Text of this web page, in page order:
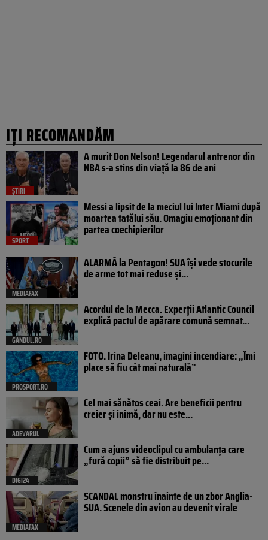
IȚI RECOMANDĂM
ȘTIRI
A murit Don Nelson! Legendarul antrenor din
NBA s-a stins din viață la 86 de ani
SPORT
Messi a lipsit de la meciul lui Inter Miami după
moartea tatălui său. Omagiu emoționant din
partea coechipierilor
MEDIAFAX
ALARMĂ la Pentagon! SUA își vede stocurile
de arme tot mai reduse și...
GANDUL.RO
Acordul de la Mecca. Experții Atlantic Council
explică pactul de apărare comună semnat...
PROSPORT.RO
FOTO. Irina Deleanu, imagini incendiare: „Îmi
place să fiu cât mai naturală”
ADEVARUL
Cel mai sănătos ceai. Are beneficii pentru
creier și inimă, dar nu este...
DIGI24
Cum a ajuns videoclipul cu ambulanța care
„fură copii” să fie distribuit pe...
MEDIAFAX
SCANDAL monstru înainte de un zbor Anglia-
SUA. Scenele din avion au devenit virale